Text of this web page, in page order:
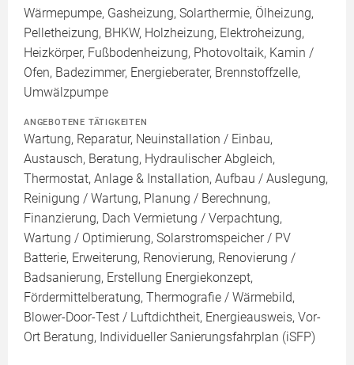
Wärmepumpe, Gasheizung, Solarthermie, Ölheizung,
Pelletheizung, BHKW, Holzheizung, Elektroheizung,
Heizkörper, Fußbodenheizung, Photovoltaik, Kamin /
Ofen, Badezimmer, Energieberater, Brennstoffzelle,
Umwälzpumpe
ANGEBOTENE TÄTIGKEITEN
Wartung, Reparatur, Neuinstallation / Einbau,
Austausch, Beratung, Hydraulischer Abgleich,
Thermostat, Anlage & Installation, Aufbau / Auslegung,
Reinigung / Wartung, Planung / Berechnung,
Finanzierung, Dach Vermietung / Verpachtung,
Wartung / Optimierung, Solarstromspeicher / PV
Batterie, Erweiterung, Renovierung, Renovierung /
Badsanierung, Erstellung Energiekonzept,
Fördermittelberatung, Thermografie / Wärmebild,
Blower-Door-Test / Luftdichtheit, Energieausweis, Vor-
Ort Beratung, Individueller Sanierungsfahrplan (iSFP)